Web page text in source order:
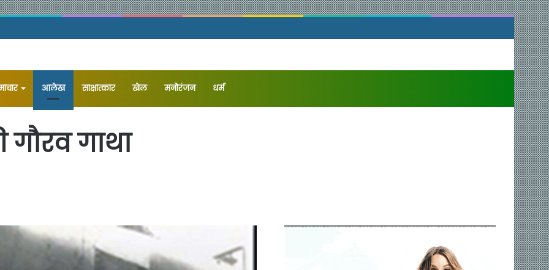
आलेख ⁠साक्षात्कार खेल मनोरंजन धर्म
गौरव गाथा